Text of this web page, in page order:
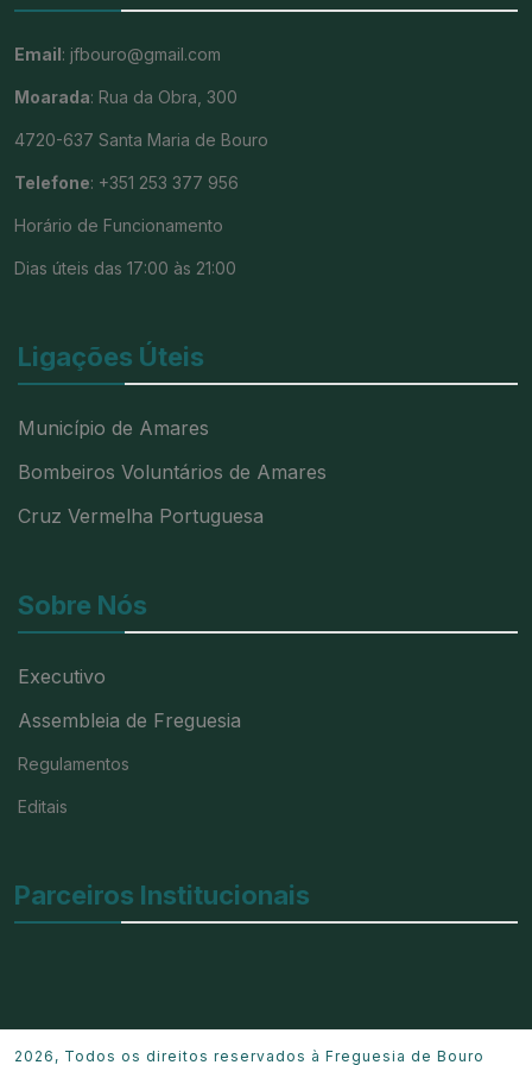
Email: jfbouro@gmail.com
Moarada: Rua da Obra, 300
4720-637 Santa Maria de Bouro
Telefone: +351 253 377 956
Horário de Funcionamento
Dias úteis das 17:00 às 21:00
Ligações Úteis
Município de Amares
Bombeiros Voluntários de Amares
Cruz Vermelha Portuguesa
Sobre Nós
Executivo
Assembleia de Freguesia
Regulamentos
Editais
Parceiros Institucionais
2026, Todos os direitos reservados à Freguesia de Bouro